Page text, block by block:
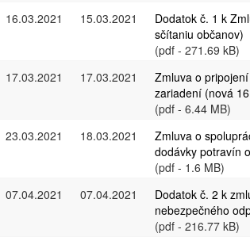
16.03.2021 15.03.2021
Dodatok č. 1 k
sčítaniu občanov)
(pdf - 271.69 kB)
17.03.2021 17.03.2021
Zmluva o
zariadení (nová
(pdf - 6.44 MB)
23.03.2021 18.03.2021
Zmluva o
dodávky potravín
(pdf - 1.6 MB)
07.04.2021 07.04.2021
Dodatok č. 2 k
nebezpečného
(pdf - 216.77 kB)